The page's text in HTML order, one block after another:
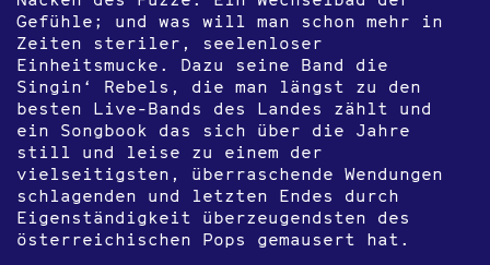
Gefühle; und was will man schon mehr in
Zeiten steriler, seelenloser
Einheitsmucke. Dazu seine Band die
Singin‘ Rebels, die man längst zu den
besten Live-Bands des Landes zählt und
ein Songbook das sich über die Jahre
still und leise zu einem der
vielseitigsten, überraschende Wendungen
schlagenden und letzten Endes durch
Eigenständigkeit überzeugendsten des
österreichischen Pops gemausert hat.